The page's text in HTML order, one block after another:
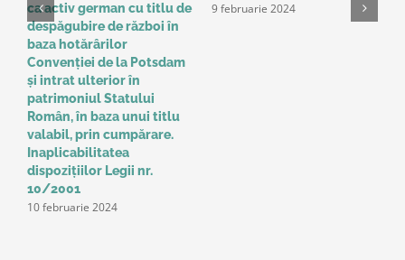
ca activ german cu titlu de
despăgubire de război în
baza hotărârilor
Convenţiei de la Potsdam
și intrat ulterior în
patrimoniul Statului
Român, în baza unui titlu
valabil, prin cumpărare.
Inaplicabilitatea
dispozițiilor Legii nr.
10/2001
10 februarie 2024
9 februarie 2024